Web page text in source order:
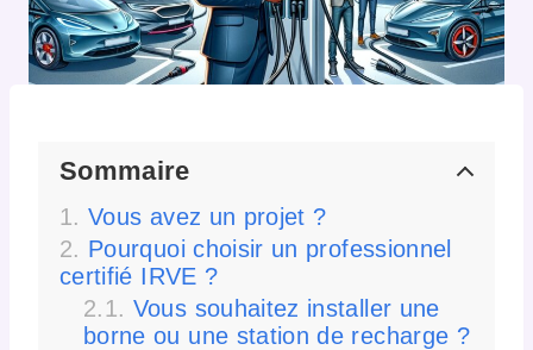
Sommaire
Vous avez un projet ?
Pourquoi choisir un professionnel
certifié IRVE ?
Vous souhaitez installer une
borne ou une station de recharge ?